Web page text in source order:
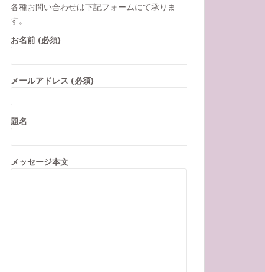
各種お問い合わせは下記フォームにて承りま
す。
お名前 (必須)
メールアドレス (必須)
題名
メッセージ本文